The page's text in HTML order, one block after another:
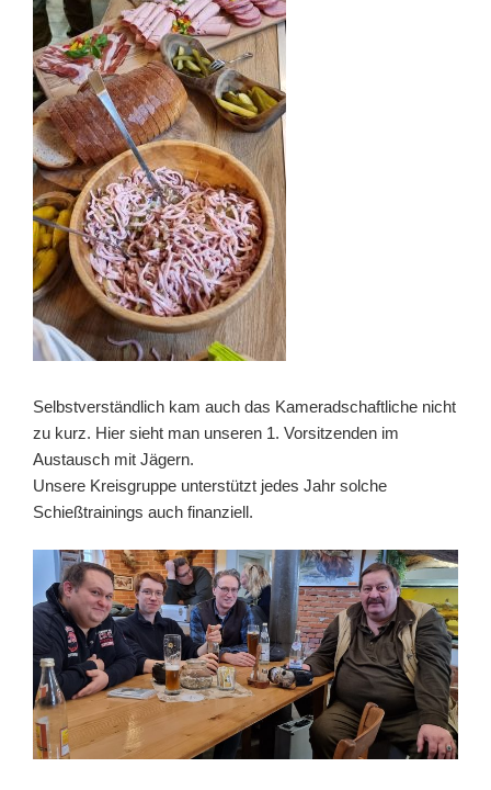
Selbstverständlich kam auch das Kameradschaftliche nicht
zu kurz. Hier sieht man unseren 1. Vorsitzenden im
Austausch mit Jägern.
Unsere Kreisgruppe unterstützt jedes Jahr solche
Schießtrainings auch finanziell.